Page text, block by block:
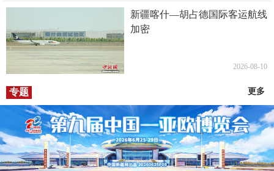
新疆喀什—胡占德国际客运航线
加密
2026-08-10
专题 更多